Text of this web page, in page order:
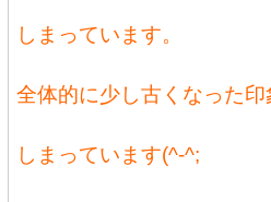
しまっています。
全体的に少し古くなった
しまっています(^-^;